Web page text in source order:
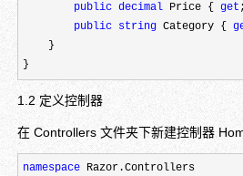
public decimal Price { get
public string Category {
    }
}
1.2 定义控制器
在 Controllers 文件夹下新建控制器
namespace Razor.Controllers